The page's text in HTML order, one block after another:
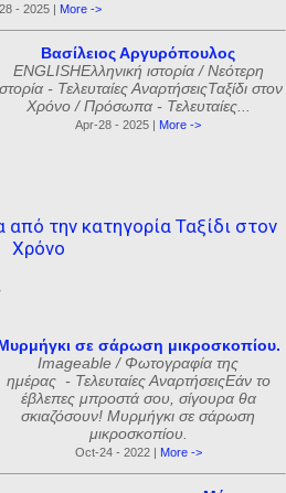
- 2025 | More ->
Βασίλειος Αργυρόπουλος
ENGLISHΕλληνική ιστορία / Νεότερη
- Τελευταίες ΑναρτήσειςΤαξίδι στον
Χρόνο / Πρόσωπα - Τελευταίες...
Apr-28 - 2025 | More ->
την κατηγορία Ταξίδι στον
Χρόνο
σε σάρωση μικροσκοπίου.
Imageable / Φωτογραφία της
ημέρας - Τελευταίες ΑναρτήσειςΕάν το
έβλεπες μπροστά σου, σίγουρα θα
σκιαζόσουν! Μυρμήγκι σε σάρωση
μικροσκοπίου.
Oct-24 - 2022 | More ->